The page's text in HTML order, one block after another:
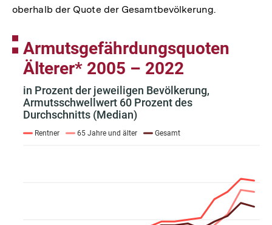
oberhalb der Quote der Gesamtbevölkerung.